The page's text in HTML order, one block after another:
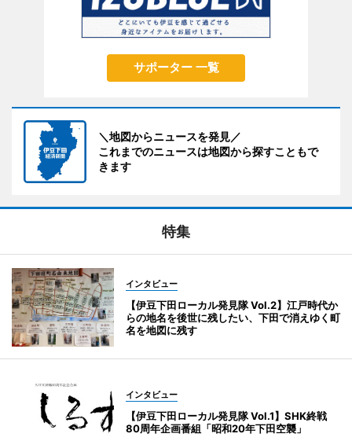
サポーター 一覧
＼地図からニュースを発見／
これまでのニュースは地図から探すこともで
きます
特集
インタビュー
【伊豆下田ローカル発見隊 Vol.2】江戸時代か
らの地名を後世に残したい、下田で消えゆく町
名を地図に残す
インタビュー
【伊豆下田ローカル発見隊 Vol.1】SHK終戦
80周年企画番組「昭和20年下田空襲」